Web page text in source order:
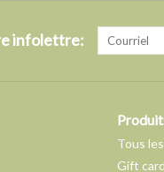
infolettre:
Tous
Gift